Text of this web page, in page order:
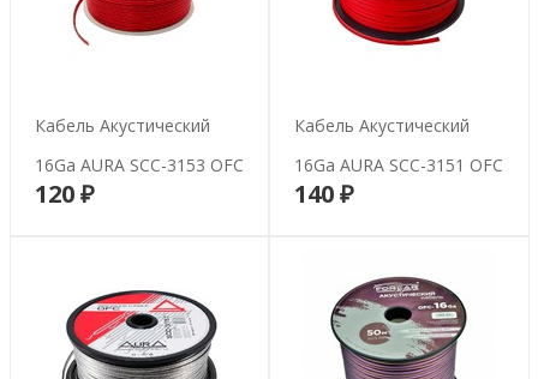
Кабель Акустический
16Ga AURA SCC-3153 OFC
120 ₽В корзину
Кабель Акустический
16Ga AURA SCC-3151 OFC
140 ₽В корзину